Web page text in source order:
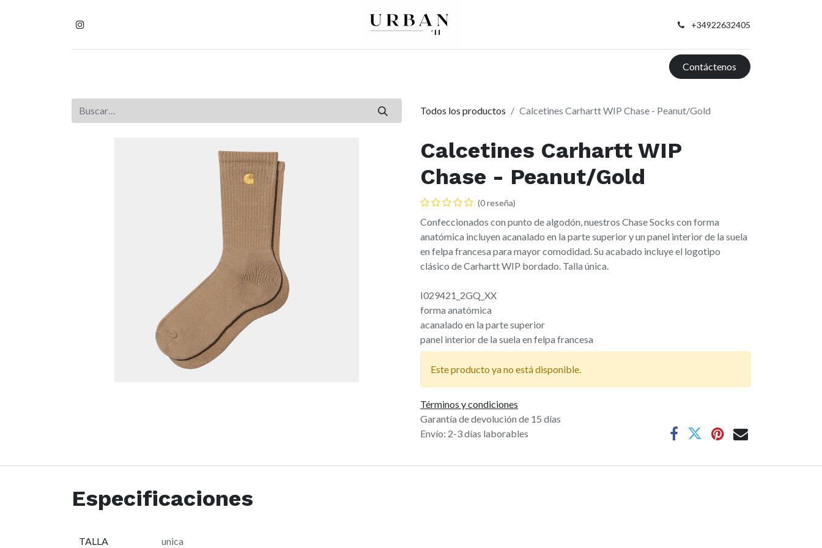
+34922632405
Contáctenos
Todos los productos Calcetines Carhartt WIP Chase - Peanut/Gold
Calcetines Carhartt WIP
Chase - Peanut/Gold
(0 reseña)
Confeccionados con punto de algodón, nuestros Chase Socks con forma
anatómica incluyen acanalado en la parte superior y un panel interior de la suela
en felpa francesa para mayor comodidad. Su acabado incluye el logotipo
clásico de Carhartt WIP bordado. Talla única.
I029421_2GQ_XX
forma anatómica
acanalado en la parte superior
panel interior de la suela en felpa francesa
Este producto ya no está disponible.
Términos y condiciones
Garantía de devolución de 15 días
Envío: 2-3 días laborables
Especificaciones
TALLA unica